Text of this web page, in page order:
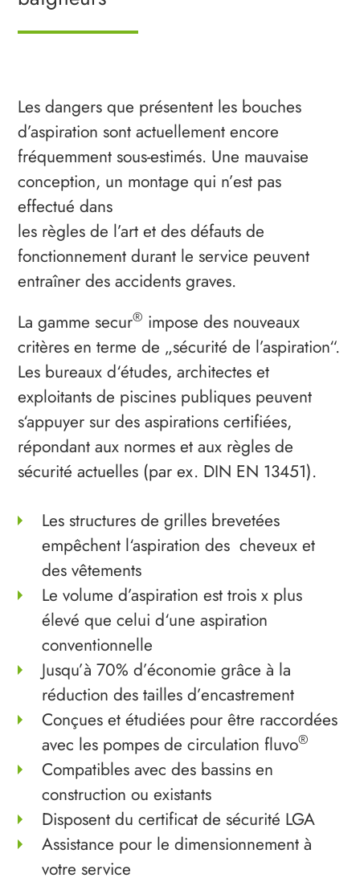
Les dangers que présentent les bouches
d’aspiration sont actuellement encore
fréquemment sous-estimés. Une mauvaise
conception, un montage qui n’est pas
effectué dans
les règles de l’art et des défauts de
fonctionnement durant le service peuvent
entraîner des accidents graves.
La gamme secur® impose des nouveaux
critères en terme de „sécurité de l’aspiration“.
Les bureaux d‘études, architectes et
exploitants de piscines publiques peuvent
s‘appuyer sur des aspirations certifiées,
répondant aux normes et aux règles de
sécurité actuelles (par ex. DIN EN 13451).
Les structures de grilles brevetées
empêchent l‘aspiration des ­ cheveux et
des vêtements
Le volume d’aspiration est trois x plus
élevé que celui d‘une aspiration
conventionnelle
Jusqu’à 70% d’économie grâce à la
réduction des tailles d’encastrement
Conçues et étudiées pour être raccordées
avec les pompes de circulation fluvo®
Compatibles avec des bassins en
construction ou existants
Disposent du certificat de sécurité LGA
Assistance pour le dimensionnement à
votre service